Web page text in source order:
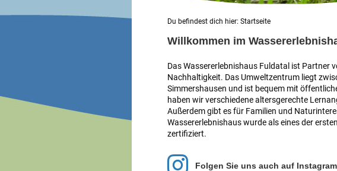
Du befindest dich hier: Startseite
Willkommen im
Das Wassererlebnishaus Fuldatal ist Partner
Nachhaltigkeit. Das Umweltzentrum liegt
Simmershausen und ist bequem mit
haben wir verschiedene altersgerechte
Außerdem gibt es für Familien und
Wassererlebnishaus wurde als eines der
zertifiziert.
Folgen Sie uns auch auf Instagram